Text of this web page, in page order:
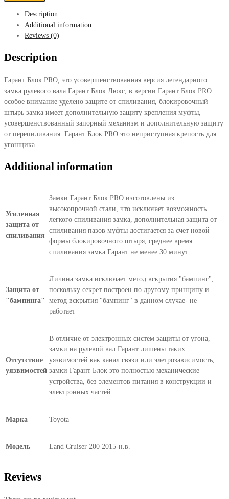
ПРО
Toyota
Cruiser
2015-
н.в.
quantity
Description
Additional information
Reviews (0)
Description
Гарант Блок PRO, это усовершенствованная версия легендарного
замка рулевого вала Гарант Блок Люкс, в версии Гарант Блок PRO
особое внимание уделено защите от спиливания, блокировочный
штырь замка имеет дополнительную защиту крепления муфты,
усовершенствованный запорный механизм и дополнительную защиту
от перепиливания. Гарант Блок PRO это неприступная крепость для
угонщика.
Additional information
Усиленная
защита от
спиливания
Замки Гарант Блок PRO изготовлены из
высокопрочной стали, что исключает возможность
легкого спиливания замка, дополнительная защита от
спиливания пазов муфты достигается за счет новой
формы блокировочного штыря, среднее время
спиливания замка Гарант не менее 30 минут.
Защита от
"бампинга"
Личина замка исключает метод вскрытия "бампинг",
поскольку секрет построен по другому принципу и
метод вскрытия "бампинг" в данном случае- не
работает
Отсутствие
уязвимостей
В отличие от электронных систем защиты от угона,
замки на рулевой вал Гарант лишены таких
уязвимостей как канал связи или элетрозависимость,
замки Гарант Блок это полностью механические
устройства, без элементов питания в конструкции и
электронных частей.
Марка Toyota
Модель Land Cruiser 200 2015-н.в.
Reviews